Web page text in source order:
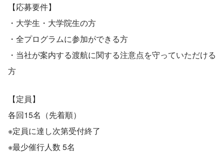
【応募要件】
・大学生・大学院生の方
・全プログラムに参加ができる方
・当社が案内する渡航に関する注意点を守っていただける
方
【定員】
各回15名（先着順）
※定員に達し次第受付終了
※最少催行人数 5名